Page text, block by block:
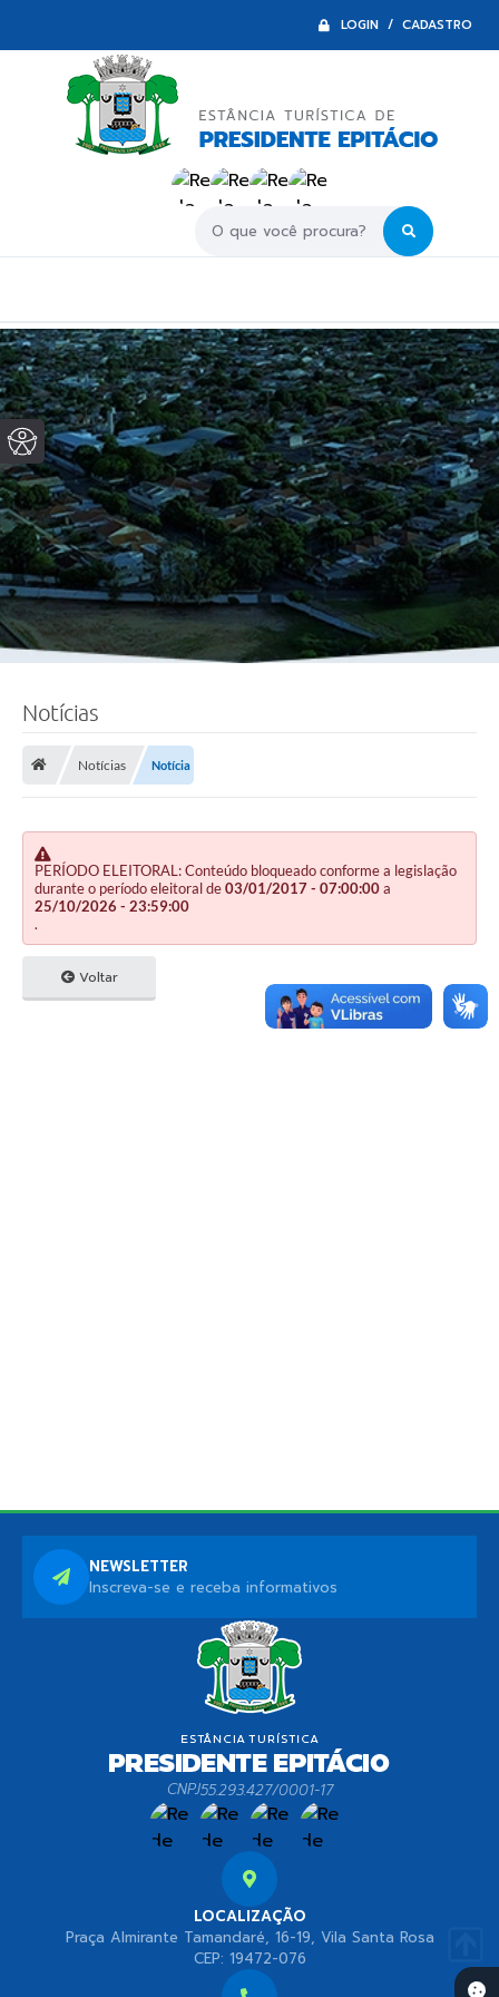
LOGIN / CADASTRO
Notícias
Notícias Notícia
PERÍODO ELEITORAL: Conteúdo bloqueado conforme a legislação
durante o período eleitoral de03/01/2017 - 07:00:00a
25/10/2026 - 23:59:00
.
Voltar
LOCALIZAÇÃO
Praça Almirante Tamandaré, 16-19, Vila Santa Rosa
CEP: 19472-076
CNPJ55.293.427/0001-17
NEWSLETTER
Inscreva-se e receba informativos